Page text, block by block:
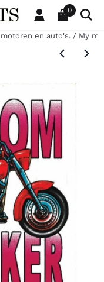
instellingen of sta
0
en auto's. / My